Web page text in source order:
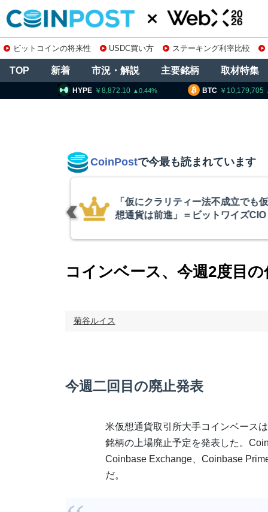
ビットコインの将来性 USDC買い方 ステーキング利率比較
TOP 新着 市況・解説 主要銘柄 取材特集
BTC 10,179,705 0.71 ETH
CoinPostで今最も読まれています
スペースX上場
ぼ倍増 1900億
コインベース、今週2度目
菊谷ルイス
今週二回目の廃止発表
米仮想通貨取引所大手コインベース
銘柄の上場廃止予定を発表した。
Coinbase Exchange、Coinbase
だ。